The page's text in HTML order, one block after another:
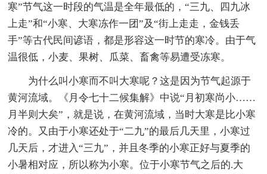
寒”节气这一时段的气温是全年最低的，“三九、四九冰
上走”和“小寒、大寒冻作一团”及“街上走走，金钱丢
手”等古代民间谚语，都是形容这一时节的寒冷。由于气
温很低，小麦、果树、瓜菜、畜禽等易遭受冻寒。
为什么叫小寒而不叫大寒呢？这是因为节气起源于
黄河流域。《月令七十二候集解》中说“月初寒尚小……
月半则大矣”，就是说，在黄河流域，当时大寒是比小寒
冷的。又由于小寒还处于“二九”的最后几天里，小寒过
几天后，才进入“三九”，并且冬季的小寒正好与夏季的
小暑相对应，所以称为小寒。位于小寒节气之后的.大